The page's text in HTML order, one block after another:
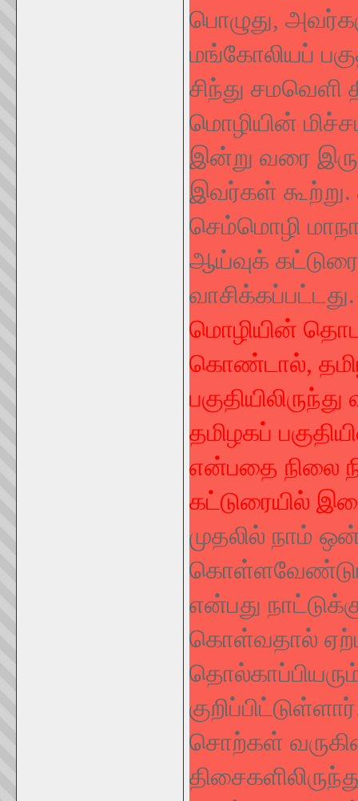
பொழுது,
மங்கோலியப்
சிந்து சமவெளி
மொழியின்
இன்று வரை
இவர்கள் கூற்று.
செம்மொழி
ஆய்வுக்
மொழியின்
கொண்டால்,
தமிழகப்
என்பதை நிலை
கட்டுரையில்
முதலில் நாம்
என்பது
கொள்வதால்
சொற்கள்